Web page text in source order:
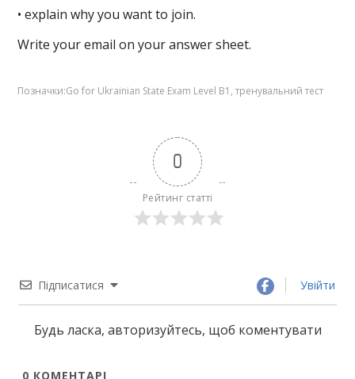
• explain why you want to join.
Write your email on your answer sheet.
Позначки:Go for Ukrainian State Exam Level B1 ,тренувальний тест
0
Рейтинг статті
Підписатися Увійти
Будь ласка, авторизуйтесь, щоб коментувати
0 КОМЕНТАРІ